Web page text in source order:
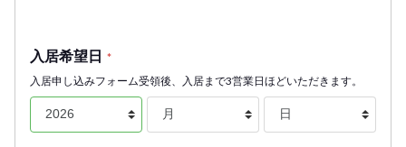
入居希望日 *
入居申し込みフォーム受領後、入居まで3営業日ほどいただきます。